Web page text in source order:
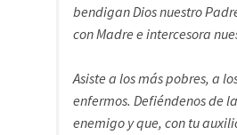
bendigan Dios nuestro
con Madre e intercesora
Asiste a los más pobres, a
enfermos. Defiéndenos de
enemigo y que, con tu